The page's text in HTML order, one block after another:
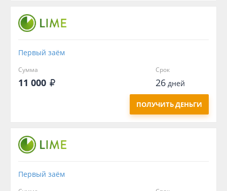
Первый заём
Сумма
11 000
Срок
26дней
ПОЛУЧИТЬ ДЕНЬГИ
Первый заём